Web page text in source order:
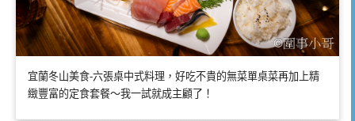
宜蘭冬山美食-六張桌中式料理，好吃不貴的無菜單桌菜再加上精
緻豐富的定食套餐～我一試就成主顧了！